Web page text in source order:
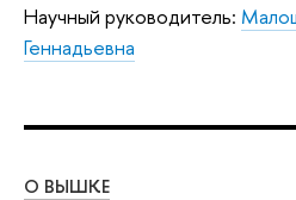
Научный руководитель:
Геннадьевна
О ВЫШКЕ